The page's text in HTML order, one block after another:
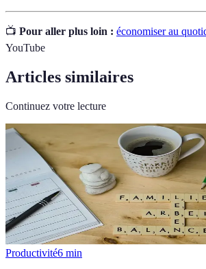
📺 Pour aller plus loin : économiser au
YouTube
Articles similaires
Continuez votre lecture
Productivité6 min